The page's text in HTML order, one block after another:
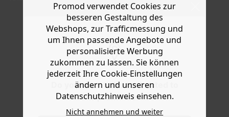
Do you want to be redirected to
www.promod.com ?
Ware die Artikel zurückzuschicken oder umzutauschen.
Businesshose oder zu einer Jeans. Das Modell aus soft
fließendem Stoff ist tailliert geschnitten mit
Reverskragen, Schulterpolstern, doppelter Knopfreihe,
langem Arm mit Knopfleiste, 2 Klappentaschen, geradem
Saum mit Gehschlitz hinten und Innenfutter. Enthält
Viskose aus Zellstoff aus nachhaltiger Forstwirtschaft.
Innenfutter enthält recycelte Fasern.
Promod verwendet Cookies zur
besseren Gestaltung des
Webshops, zur Trafficmessung und
um Ihnen passende Angebote und
personalisierte Werbung
zukommen zu lassen. Sie können
jederzeit Ihre Cookie-Einstellungen
ändern und unseren
Datenschutzhinweis einsehen.
Nicht annehmen und weiter